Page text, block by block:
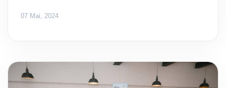
07 Mai, 2024